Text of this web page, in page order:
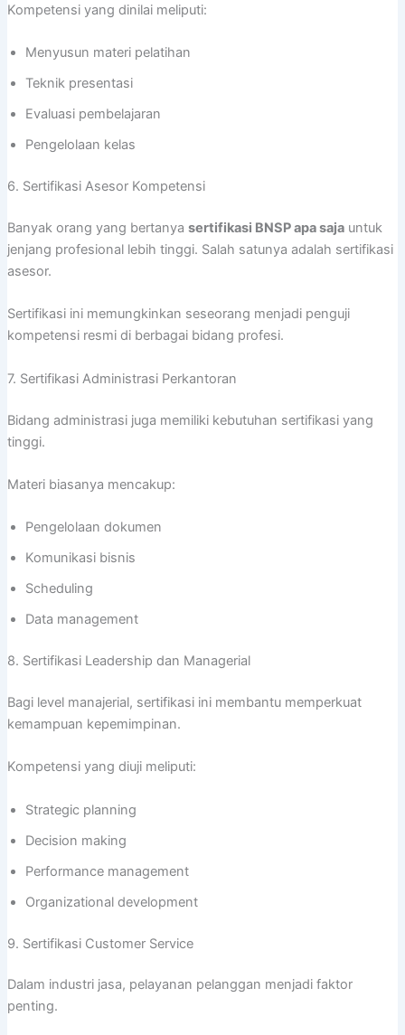
Kompetensi yang dinilai meliputi:
Menyusun materi pelatihan
Teknik presentasi
Evaluasi pembelajaran
Pengelolaan kelas
6. Sertifikasi Asesor Kompetensi
Banyak orang yang bertanya sertifikasi BNSP apa sajauntuk
jenjang profesional lebih tinggi. Salah satunya adalah sertifikasi
asesor.
Sertifikasi ini memungkinkan seseorang menjadi penguji
kompetensi resmi di berbagai bidang profesi.
7. Sertifikasi Administrasi Perkantoran
Bidang administrasi juga memiliki kebutuhan sertifikasi yang
tinggi.
Materi biasanya mencakup:
Pengelolaan dokumen
Komunikasi bisnis
Scheduling
Data management
8. Sertifikasi Leadership dan Managerial
Bagi level manajerial, sertifikasi ini membantu memperkuat
kemampuan kepemimpinan.
Kompetensi yang diuji meliputi:
Strategic planning
Decision making
Performance management
Organizational development
9. Sertifikasi Customer Service
Dalam industri jasa, pelayanan pelanggan menjadi faktor
penting.